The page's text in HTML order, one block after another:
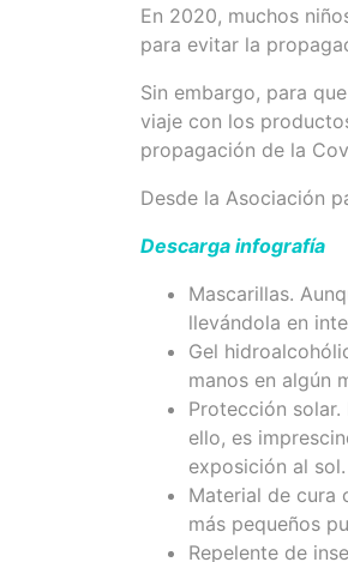
En 2020, muchos
para evitar la
Sin embargo, para
viaje con los
propagación de la
Desde la Asociación
Descarga infografía
Mascarillas.
llevándola en
Gel
manos en algún
Protección
ello, es
exposición al sol.
Material de cura
más pequeños
Repelente de